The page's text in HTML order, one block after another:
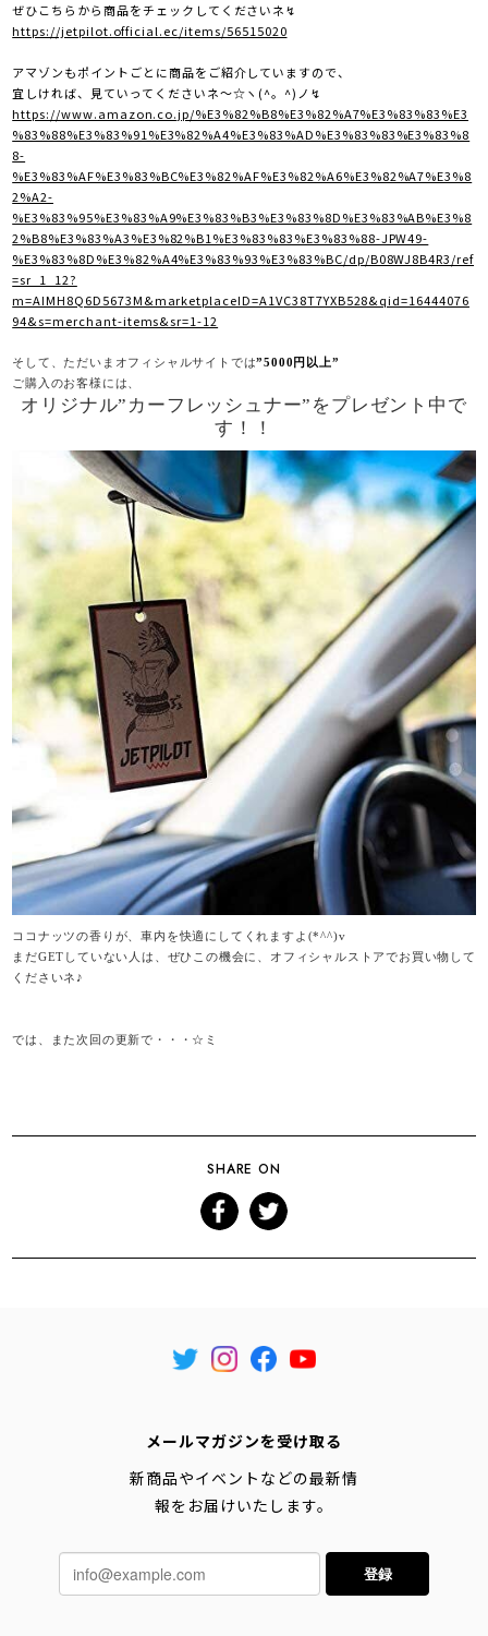
ぜひこちらから商品をチェックしてくださいネ↯
https://jetpilot.official.ec/items/56515020
アマゾンもポイントごとに商品をご紹介していますので、
宜しければ、見ていってくださいネ～☆ヽ(^。^)ノ↯
https://www.amazon.co.jp/%E3%82%B8%E3%82%A7%E3%83%83%E3
%83%88%E3%83%91%E3%82%A4%E3%83%AD%E3%83%83%E3%83%8
8-
%E3%83%AF%E3%83%BC%E3%82%AF%E3%82%A6%E3%82%A7%E3%8
2%A2-
%E3%83%95%E3%83%A9%E3%83%B3%E3%83%8D%E3%83%AB%E3%8
2%B8%E3%83%A3%E3%82%B1%E3%83%83%E3%83%88-JPW49-
%E3%83%8D%E3%82%A4%E3%83%93%E3%83%BC/dp/B08WJ8B4R3/ref
=sr_1_12?
m=AIMH8Q6D5673M&marketplaceID=A1VC38T7YXB528&qid=16444076
94&s=merchant-items&sr=1-12
そして、ただいまオフィシャルサイトでは”5000円以上”
ご購入のお客様には、
オリジナル”カーフレッシュナー”をプレゼント中で
す！！
ココナッツの香りが、車内を快適にしてくれますよ(*^^)v
まだGETしていない人は、ぜひこの機会に、オフィシャルストアでお買い物して
くださいネ♪
では、また次回の更新で・・・☆ミ
SHARE ON
メールマガジンを受け取る
新商品やイベントなどの最新情
報をお届けいたします。
登録